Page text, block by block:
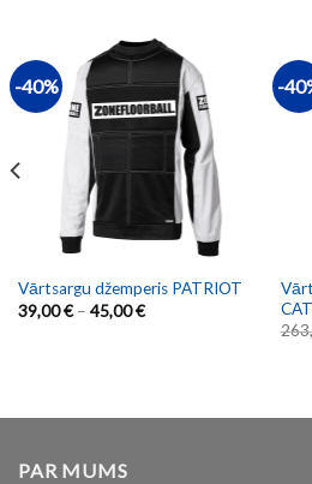
-40%
Vārtsargu džemperis PATRIOT
39,00€– 45,00€
-
PAR MUMS